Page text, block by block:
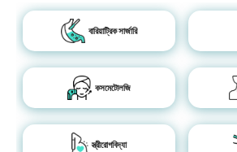
বারিয়াট্রিক সার্জারি
কসমেটোলজি
স্ত্রীরোগবিদ্যা